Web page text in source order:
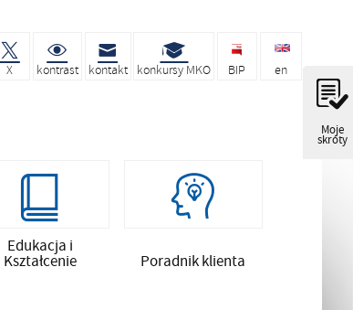
Moje
skróty
X kontrast kontakt konkursy MKO BIP en
Edukacja i
Kształcenie Poradnik klienta